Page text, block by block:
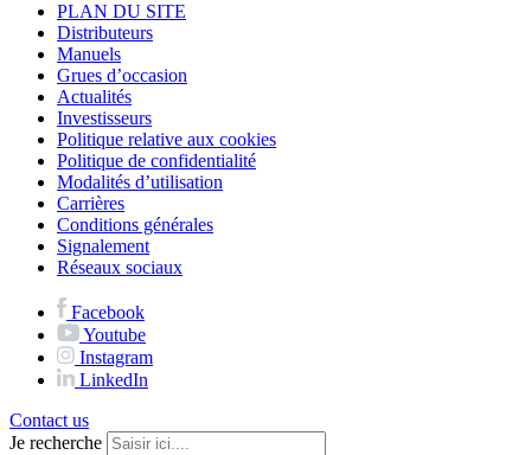
PLAN DU SITE
Distributeurs
Manuels
Grues d’occasion
Actualités
Investisseurs
Politique relative aux cookies
Politique de confidentialité
Modalités d’utilisation
Carrières
Conditions générales
Signalement
Réseaux sociaux
Facebook
Youtube
Instagram
LinkedIn
Contact us
Je recherche